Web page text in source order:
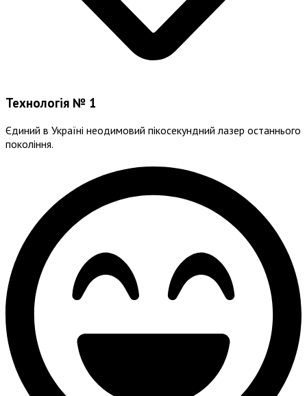
Технологія № 1
Єдиний в Україні неодимовий пікосекундний лазер останнього
покоління.